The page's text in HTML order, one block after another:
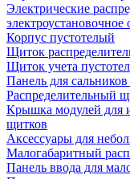
Электрические
электроустановочное
Корпус пустотелый
Щиток
Щиток учета
Панель для
Распределительный
Крышка модулей для
щитков
Аксессуары для
Малогабаритный
Панель ввода для